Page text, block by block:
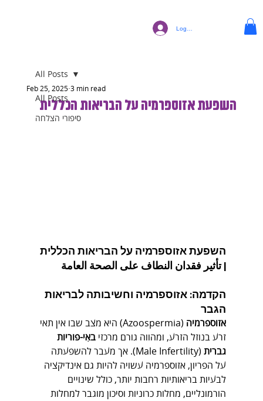
Log In
All Posts
סיפורי הצלחה
All Posts
השפעת אזוספרמיה על הבריאות הכללית
Feb 25, 2025 3 min read
השפעת אזוספרמיה על הבריאות הכללית
| تأثير فقدان النطاف على الصحة العامة
הקדמה: אזוספרמיה וחשיבותה לבריאות
הגבר
אזוספרמיה
(Azoospermia) היא מצב שבו אין תאי
זרע בנוזל הזרע, ומהווה גורם מרכזי באִי-פוריות
גברית
(Male Infertility). אך מעבר להשפעתה
על הפריון, אזוספרמיה עשויה להיות גם אינדיקציה
לבעיות בריאותיות רחבות יותר, כולל שינויים
הורמונליים, מחלות כרוניות וסיכון מוגבר למחלות